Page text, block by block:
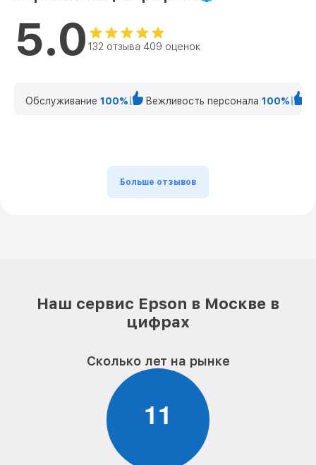
5.0 132 отзыва 409 оценок
Обслуживание 100% Вежливость персонала 100%
Больше отзывов
Наш сервис Epson в Москве в
цифрах
Сколько лет на рынке
11